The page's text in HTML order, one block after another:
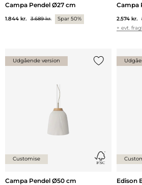
Campa Pendel Ø27 cm
1.844 kr. 3.689 kr. Spar 50%
Campa
2.574 kr.
+ evt.
Udgående version
Customise
Campa Pendel Ø50 cm Edison